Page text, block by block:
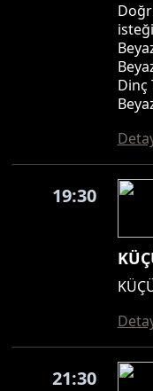
Dinç
19:30
21:30